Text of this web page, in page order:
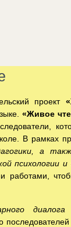
проект
«Живое
В рамках
а
психологии
работами,